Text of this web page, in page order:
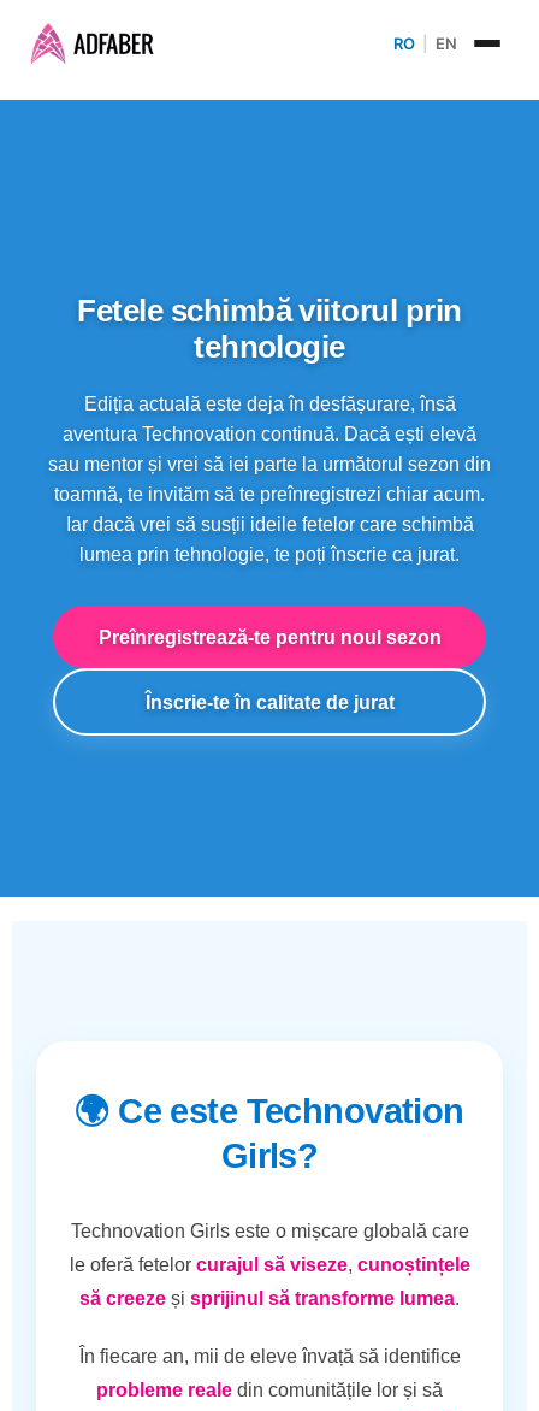
RO EN
Fetele schimbă viitorul prin
tehnologie
Ediția actuală este deja în desfășurare, însă
aventura Technovation continuă. Dacă ești elevă
sau mentor și vrei să iei parte la următorul sezon din
toamnă, te invităm să te preînregistrezi chiar acum.
Iar dacă vrei să susții ideile fetelor care schimbă
lumea prin tehnologie, te poți înscrie ca jurat.
Preînregistrează-te pentru noul sezon
Înscrie-te în calitate de jurat
🌍 Ce este Technovation
Girls?
Technovation Girls este o mișcare globală care
le oferă fetelor curajul să viseze, cunoștințele
să creeze și sprijinul să transforme lumea.
În fiecare an, mii de eleve învață să identifice
probleme reale din comunitățile lor și să